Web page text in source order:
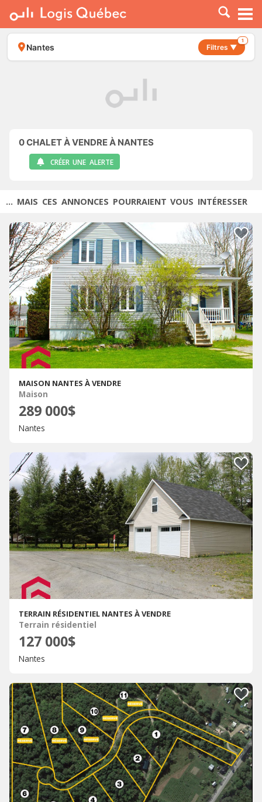
À LOUER
À VENDRE
PLACER UNE ANNONCE
Nantes Filtres ▼
1
0CHALET À VENDRE À NANTES
CRÉER UNE ALERTE
... MAIS CES ANNONCES POURRAIENT VOUS INTÉRESSER
MAISON NANTES À VENDRE
Maison
289 000$
Nantes
TERRAIN RÉSIDENTIEL NANTES À VENDRE
Terrain résidentiel
127 000$
Nantes